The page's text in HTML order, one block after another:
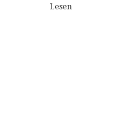
Lesen